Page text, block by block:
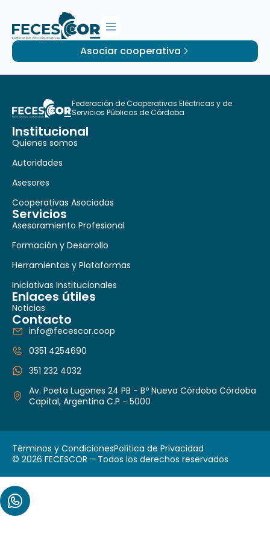
Asociar cooperativa
Federación de Cooperativas Eléctricas y de
Servicios Públicos de Córdoba
Institucional
Quienes somos
Autoridades
Asesores
Cooperativas Asociadas
Servicios
Asesoramiento Profesional
Formación y Desarrollo
Herramientas y Plataformas
Iniciativas Institucionales
Enlaces útiles
Noticias
Contacto
info@fecescor.coop
0351 4254690
351 232 4032
Av. Poeta Lugones 24 PB - Bº Nueva Córdoba Córdoba
Capital, Argentina C.P - 5000
© 2026 FECESCOR – Todos los derechos reservados
Términos y CondicionesPolítica de Privacidad